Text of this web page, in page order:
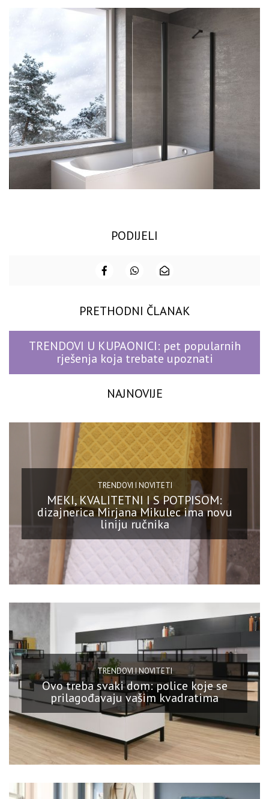
PODIJELI
PRETHODNI ČLANAK
TRENDOVI U KUPAONICI: pet popularnih
rješenja koja trebate upoznati
NAJNOVIJE
TRENDOVI I NOVITETI
MEKI, KVALITETNI I S POTPISOM:
dizajnerica Mirjana Mikulec ima novu
liniju ručnika
TRENDOVI I NOVITETI
Ovo treba svaki dom: police koje se
prilagođavaju vašim kvadratima